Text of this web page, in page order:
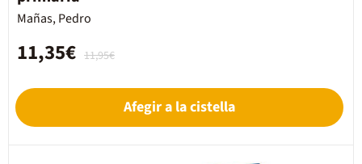
Mañas, Pedro
11,95€
11,35€
Afegir a la cistella